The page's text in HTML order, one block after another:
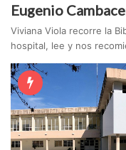
Eugenio
Viviana Viola recorre la
hospital, lee y nos